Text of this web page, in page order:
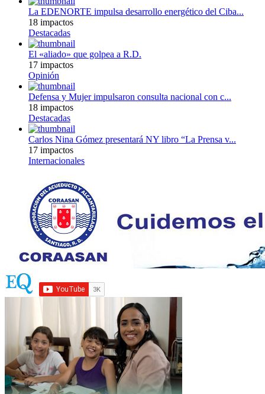
La EDENORTE impulsa desarrollo energético del Ciba...
18 impactos
Destacadas
El «aliado» que golpea a R.D.
17 impactos
Opinión
Defensa y Mujer impulsaron consulta nacional con c...
18 impactos
Destacadas
Carlos Nina Gómez presentará NY libro “La Prensa v...
17 impactos
Internacionales